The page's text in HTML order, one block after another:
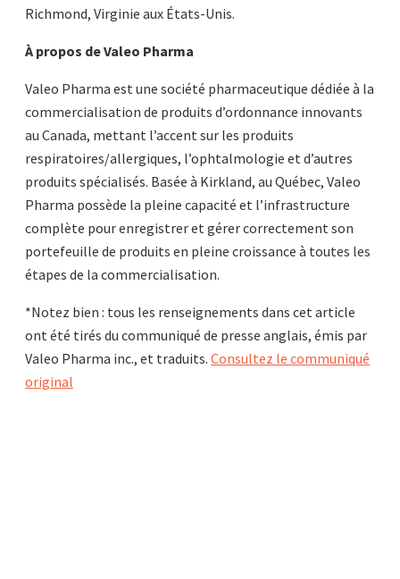
Richmond, Virginie aux États-Unis.
À propos de Valeo Pharma
Valeo Pharma est une société pharmaceutique dédiée à la
commercialisation de produits d’ordonnance innovants
au Canada, mettant l’accent sur les produits
respiratoires/allergiques, l’ophtalmologie et d’autres
produits spécialisés. Basée à Kirkland, au Québec, Valeo
Pharma possède la pleine capacité et l’infrastructure
complète pour enregistrer et gérer correctement son
portefeuille de produits en pleine croissance à toutes les
étapes de la commercialisation.
*Notez bien : tous les renseignements dans cet article
ont été tirés du communiqué de presse anglais, émis par
Valeo Pharma inc., et traduits. Consultez le communiqué
original